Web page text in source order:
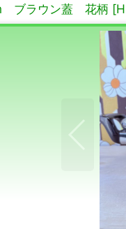
ブラウン蓋 花柄 [